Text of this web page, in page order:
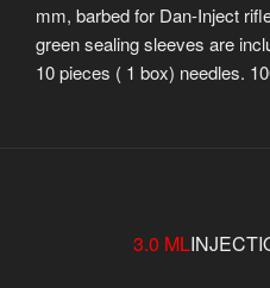
mm, barbed for Dan-Inject
green sealing sleeves are
10 pieces ( 1 box) needles.
3.0 ML